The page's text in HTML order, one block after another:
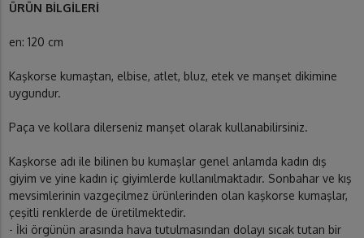
ÜRÜN BİLGİLERİ
en: 120 cm
Kaşkorse kumaştan, elbise, atlet, bluz, etek ve manşet dikimine
uygundur.
Paça ve kollara dilerseniz manşet olarak kullanabilirsiniz.
Kaşkorse adı ile bilinen bu kumaşlar genel anlamda kadın dış
giyim ve yine kadın iç giyimlerde kullanılmaktadır. Sonbahar ve kış
mevsimlerinin vazgeçilmez ürünlerinden olan kaşkorse kumaşlar,
çeşitli renklerde de üretilmektedir.
- İki örgünün arasında hava tutulmasından dolayı sıcak tutan bir